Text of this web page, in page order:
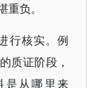
负。
行核实。例
质证阶段，
是从哪里来